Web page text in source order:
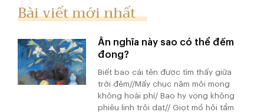
Bài viết mới nhất
Ân nghĩa này sao có thể đếm
đong?
Biết bao cái tên được tìm thấy giữa
trời đêm//Mấy chục năm mỏi mong
không hoài phí/ Bao hy vọng không
phiêu linh trôi dạt// Giọt mồ hôi tẩm